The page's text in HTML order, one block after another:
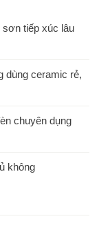
sơn tiếp xúc lâu
dùng ceramic rẻ,
chuyên dụng
không